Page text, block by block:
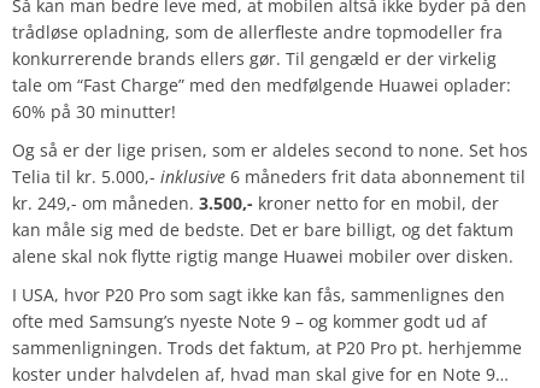
Så kan man bedre leve med, at mobilen altså ikke byder på den
trådløse opladning, som de allerfleste andre topmodeller fra
konkurrerende brands ellers gør. Til gengæld er der virkelig
tale om “Fast Charge” med den medfølgende Huawei oplader:
60% på 30 minutter!
Og så er der lige prisen, som er aldeles second to none. Set hos
Telia til kr. 5.000,- inklusive 6 måneders frit data abonnement til
kr. 249,- om måneden. 3.500,- kroner netto for en mobil, der
kan måle sig med de bedste. Det er bare billigt, og det faktum
alene skal nok flytte rigtig mange Huawei mobiler over disken.
I USA, hvor P20 Pro som sagt ikke kan fås, sammenlignes den
ofte med Samsung’s nyeste Note 9 – og kommer godt ud af
sammenligningen. Trods det faktum, at P20 Pro pt. herhjemme
koster under halvdelen af, hvad man skal give for en Note 9…